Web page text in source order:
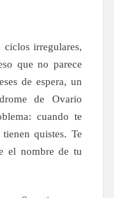
irregulares,
que no parece
de espera, un
de Ovario
cuando te
quistes. Te
el nombre de tu